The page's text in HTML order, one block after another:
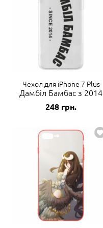
Чехол для iPhone 7 Plus
Дамбіл Бамбас з 2014
248 грн.